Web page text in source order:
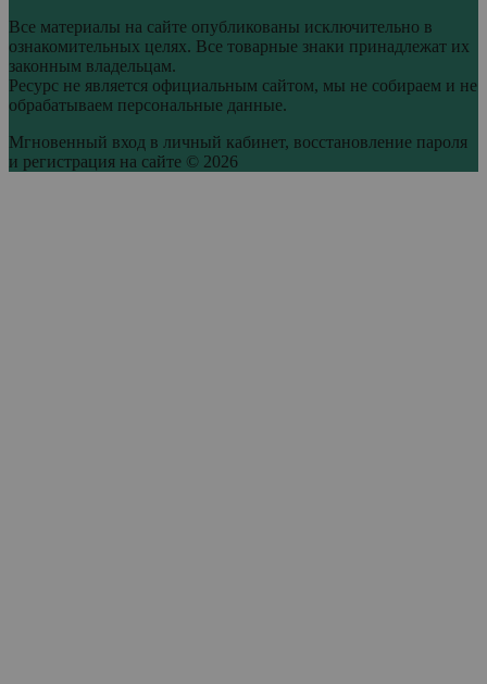
Все материалы на сайте опубликованы исключительно в
ознакомительных целях. Все товарные знаки принадлежат их
законным владельцам.
Ресурс не является официальным сайтом, мы не собираем и не
обрабатываем персональные данные.
Мгновенный вход в личный кабинет, восстановление пароля
и регистрация на сайте © 2026